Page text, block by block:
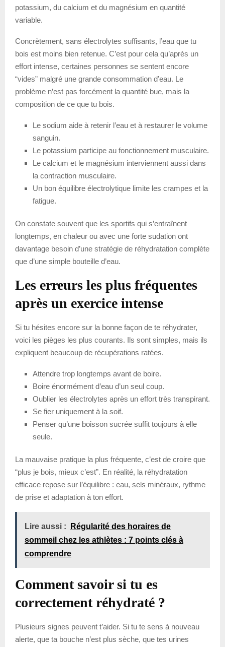
potassium, du calcium et du magnésium en quantité
variable.
Concrètement, sans électrolytes suffisants, l’eau que tu
bois est moins bien retenue. C’est pour cela qu’après un
effort intense, certaines personnes se sentent encore
“vides” malgré une grande consommation d’eau. Le
problème n’est pas forcément la quantité bue, mais la
composition de ce que tu bois.
Le sodium aide à retenir l’eau et à restaurer le volume
sanguin.
Le potassium participe au fonctionnement musculaire.
Le calcium et le magnésium interviennent aussi dans
la contraction musculaire.
Un bon équilibre électrolytique limite les crampes et la
fatigue.
On constate souvent que les sportifs qui s’entraînent
longtemps, en chaleur ou avec une forte sudation ont
davantage besoin d’une stratégie de réhydratation complète
que d’une simple bouteille d’eau.
Les erreurs les plus fréquentes
après un exercice intense
Si tu hésites encore sur la bonne façon de te réhydrater,
voici les pièges les plus courants. Ils sont simples, mais ils
expliquent beaucoup de récupérations ratées.
Attendre trop longtemps avant de boire.
Boire énormément d’eau d’un seul coup.
Oublier les électrolytes après un effort très transpirant.
Se fier uniquement à la soif.
Penser qu’une boisson sucrée suffit toujours à elle
seule.
La mauvaise pratique la plus fréquente, c’est de croire que
“plus je bois, mieux c’est”. En réalité, la réhydratation
efficace repose sur l’équilibre : eau, sels minéraux, rythme
de prise et adaptation à ton effort.
Lire aussi :
Régularité des horaires de
sommeil chez les athlètes : 7 points clés à
comprendre
Comment savoir si tu es
correctement réhydraté ?
Plusieurs signes peuvent t’aider. Si tu te sens à nouveau
alerte, que ta bouche n’est plus sèche, que tes urines